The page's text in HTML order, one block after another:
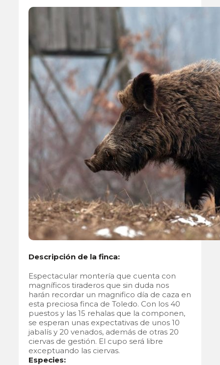
Descripción de la finca:
Espectacular montería que cuenta con
magníficos tiraderos que sin duda nos
harán recordar un magnifico día de caza en
esta preciosa finca de Toledo. Con los 40
puestos y las 15 rehalas que la componen,
se esperan unas expectativas de unos 10
jabalís y 20 venados, además de otras 20
ciervas de gestión. El cupo será libre
exceptuando las ciervas.
Especies: